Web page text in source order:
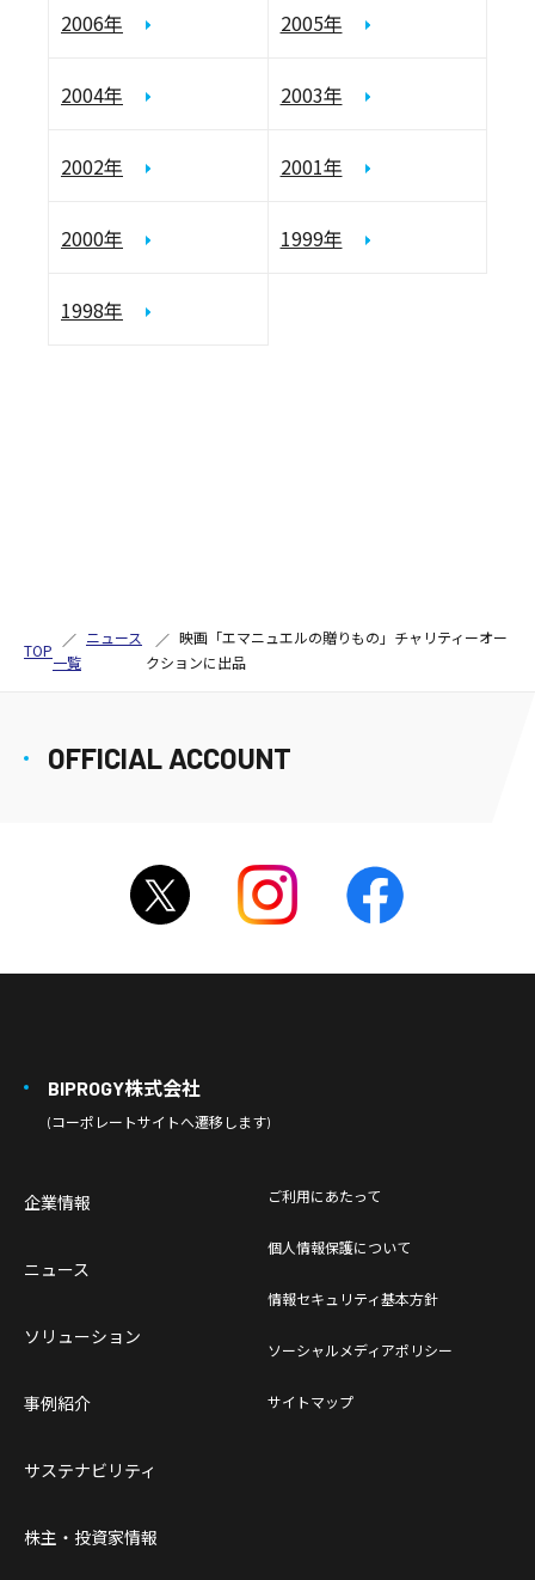
2006年 2005年
2004年 2003年
2002年 2001年
2000年 1999年
1998年
TOP
ニュース
一覧
映画「エマニュエルの贈りもの」チャリティーオー
クションに出品
OFFICIAL ACCOUNT
BIPROGY株式会社
(コーポレートサイトへ遷移します)
企業情報
ニュース
ソリューション
事例紹介
サステナビリティ
株主・投資家情報
ご利用にあたって
個人情報保護について
情報セキュリティ基本方針
ソーシャルメディアポリシー
サイトマップ